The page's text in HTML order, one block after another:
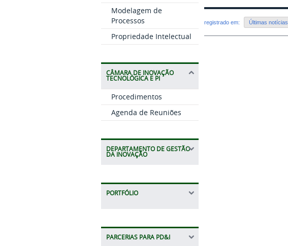
Modelagem de
Processos
Propriedade Intelectual
CÂMARA DE INOVAÇÃO
TECNOLÓGICA E PI
Procedimentos
Agenda de Reuniões
DEPARTAMENTO DE GESTÃO
DA INOVAÇÃO
PORTFÓLIO
PARCERIAS PARA PD&I
registrado em: Últimas notícias